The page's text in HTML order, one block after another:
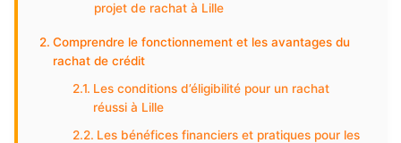
projet de rachat à Lille
Comprendre le fonctionnement et les avantages du
rachat de crédit
Les conditions d’éligibilité pour un rachat
réussi à Lille
Les bénéfices financiers et pratiques pour les